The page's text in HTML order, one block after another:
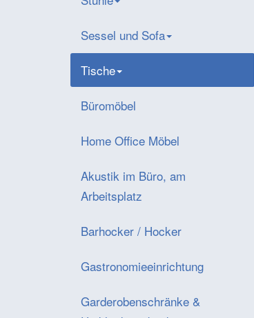
Sessel und Sofa
Tische
Büromöbel
Home Office Möbel
Akustik im Büro, am
Arbeitsplatz
Barhocker / Hocker
Gastronomieeinrichtung
Garderobenschränke &